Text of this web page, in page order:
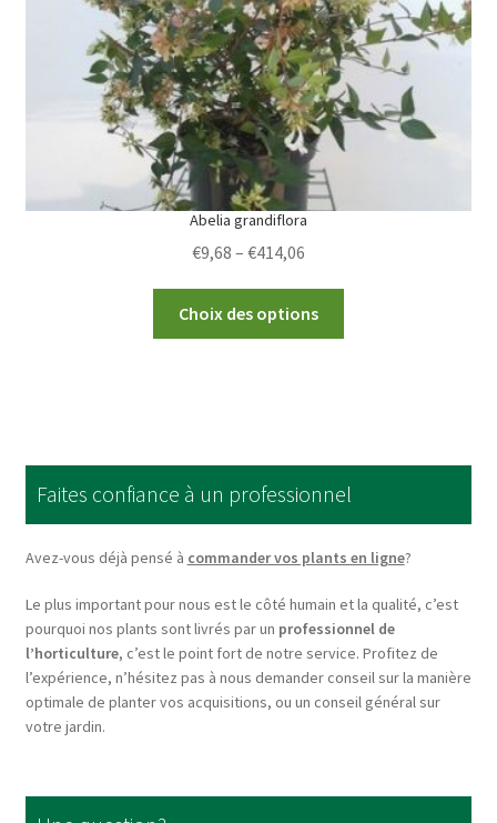
chosen
on
the
product
page
Abelia grandiflora
€9,68 – €414,06
€9,68
through
Choix des options
options
may
be
chosen
the
product
page
Faites confiance à un professionnel
Avez-vous déjà pensé à commander vos plants en ligne?
Le plus important pour nous est le côté humain et la qualité, c’est
pourquoi nos plants sont livrés par un professionnel de
l’horticulture, c’est le point fort de notre service. Profitez de
l’expérience, n’hésitez pas à nous demander conseil sur la manière
optimale de planter vos acquisitions, ou un conseil général sur
votre jardin.